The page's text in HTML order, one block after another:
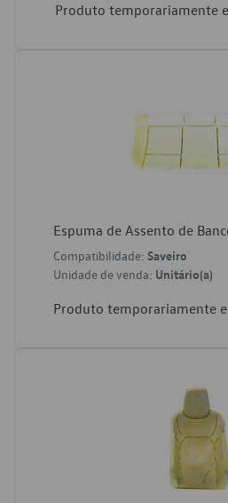
Produto temporariamente
Espuma de Assento de
Compatibilidade: Saveiro
Unidade de venda: Unitário(a)
Produto temporariamente